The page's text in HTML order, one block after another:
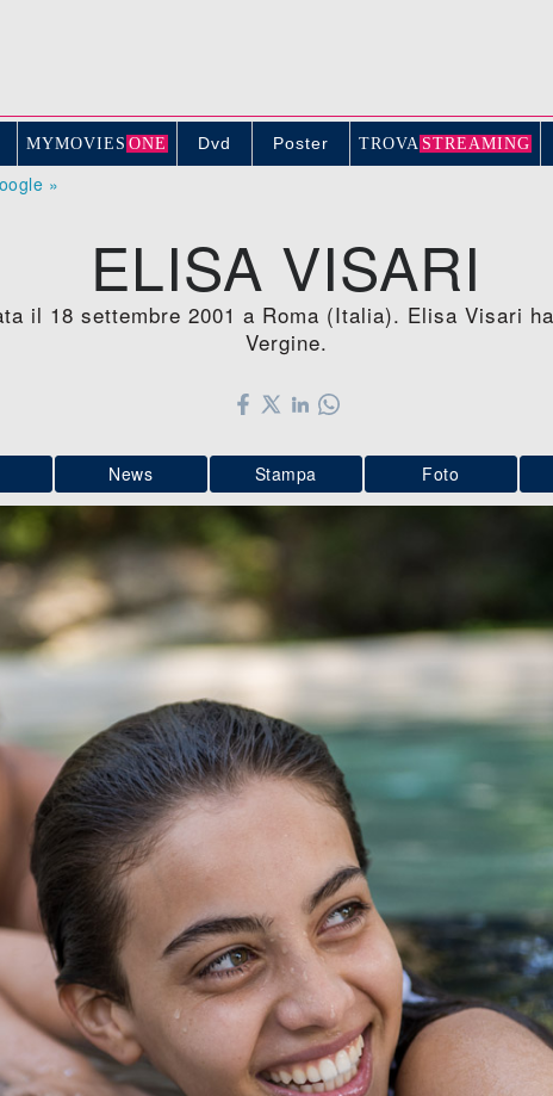
MYMOVIE S ONE Dvd Poster TROVA STREAMING
»
ELISA VISARI
il 18 settembre 2001 a Roma (Italia). Elisa Visari
Vergine.
News Stampa Foto